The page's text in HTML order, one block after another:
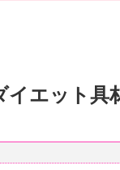
イエット具